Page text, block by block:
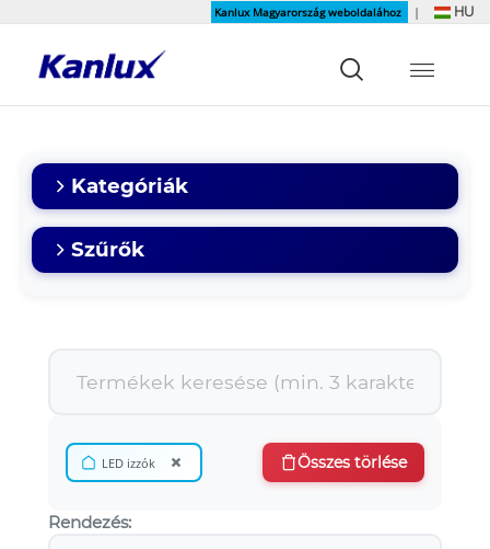
Kanlux Magyarország weboldalához | HU
główna
Kategóriák
Szűrők
LED izzók × Összes törlése
Rendezés: